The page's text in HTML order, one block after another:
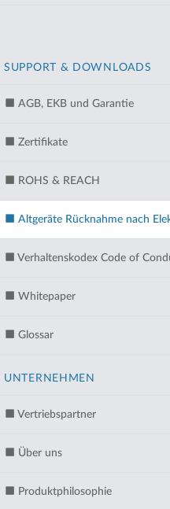
SUPPORT & DOWNLOADS
AGB, EKB und Garantie
Zertifikate
ROHS & REACH
Altgeräte Rücknahme nach
Verhaltenskodex Code of
Whitepaper
Glossar
UNTERNEHMEN
Vertriebspartner
Über uns
Produktphilosophie